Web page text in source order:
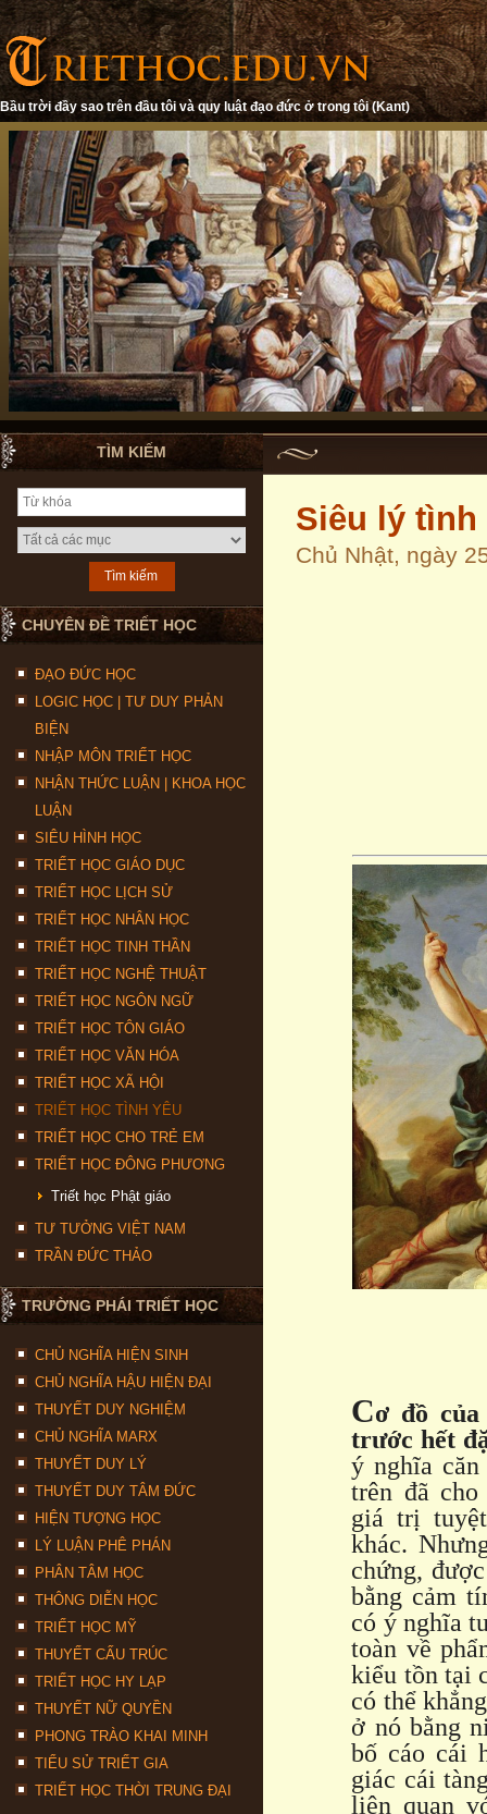
Bầu trời đầy sao trên đầu tôi và quy luật đạo đức ở trong tôi (Kant)
TÌM KIẾM
CHUYÊN ĐỀ TRIẾT HỌC
ĐẠO ĐỨC HỌC
LOGIC HỌC | TƯ DUY PHẢN
BIỆN
NHẬP MÔN TRIẾT HỌC
NHẬN THỨC LUẬN | KHOA HỌC
LUẬN
SIÊU HÌNH HỌC
TRIẾT HỌC GIÁO DỤC
TRIẾT HỌC LỊCH SỬ
TRIẾT HỌC NHÂN HỌC
TRIẾT HỌC TINH THẦN
TRIẾT HỌC NGHỆ THUẬT
TRIẾT HỌC NGÔN NGỮ
TRIẾT HỌC TÔN GIÁO
TRIẾT HỌC VĂN HÓA
TRIẾT HỌC XÃ HỘI
TRIẾT HỌC TÌNH YÊU
TRIẾT HỌC CHO TRẺ EM
TRIẾT HỌC ĐÔNG PHƯƠNG
Triết học Phật giáo
TƯ TƯỞNG VIỆT NAM
TRẦN ĐỨC THẢO
TRƯỜNG PHÁI TRIẾT HỌC
CHỦ NGHĨA HIỆN SINH
CHỦ NGHĨA HẬU HIỆN ĐẠI
THUYẾT DUY NGHIỆM
CHỦ NGHĨA MARX
THUYẾT DUY LÝ
THUYẾT DUY TÂM ĐỨC
HIỆN TƯỢNG HỌC
LÝ LUẬN PHÊ PHÁN
PHÂN TÂM HỌC
THÔNG DIỄN HỌC
TRIẾT HỌC MỸ
THUYẾT CẤU TRÚC
TRIẾT HỌC HY LẠP
THUYẾT NỮ QUYỀN
PHONG TRÀO KHAI MINH
TIỂU SỬ TRIẾT GIA
TRIẾT HỌC THỜI TRUNG ĐẠI
Siêu lý tình
Chủ Nhật, ngày
Cơ đồ
trước hết
ý nghĩa
trên đã
giá trị
khác.
chứng,
bằng cảm
có ý nghĩa
toàn về
kiểu tồn tại
có thể
ở nó bằng
bố cáo cái
giác cái
liên quan